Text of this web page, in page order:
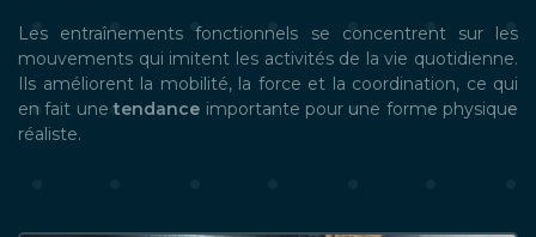
Les entraînements fonctionnels se concentrent sur les
mouvements qui imitent les activités de la vie quotidienne.
Ils améliorent la mobilité, la force et la coordination, ce qui
en fait unetendance importante pour une forme physique
réaliste.